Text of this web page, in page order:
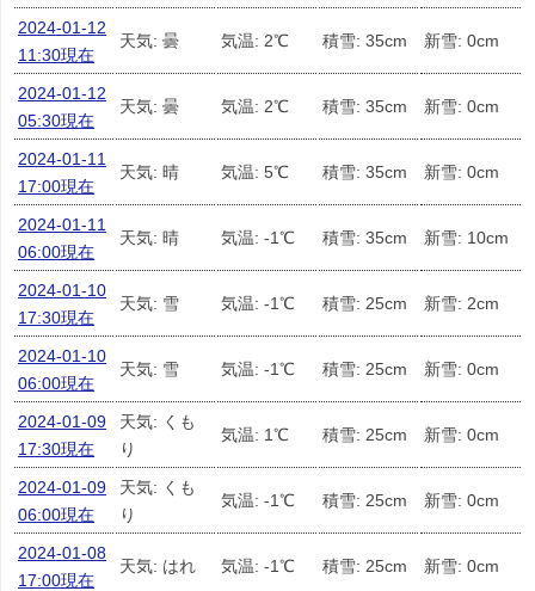
2024-01-12
11:30現在
天気: 曇 気温: 2℃ 積雪: 35cm 新雪: 0cm
2024-01-12
05:30現在
天気: 曇 気温: 2℃ 積雪: 35cm 新雪: 0cm
2024-01-11
17:00現在
天気: 晴 気温: 5℃ 積雪: 35cm 新雪: 0cm
2024-01-11
06:00現在
天気: 晴 気温: -1℃ 積雪: 35cm 新雪: 10cm
2024-01-10
17:30現在
天気: 雪 気温: -1℃ 積雪: 25cm 新雪: 2cm
2024-01-10
06:00現在
天気: 雪 気温: -1℃ 積雪: 25cm 新雪: 0cm
2024-01-09
17:30現在
天気: くも
り
気温: 1℃ 積雪: 25cm 新雪: 0cm
2024-01-09
06:00現在
天気: くも
り
気温: -1℃ 積雪: 25cm 新雪: 0cm
2024-01-08
17:00現在
天気: はれ 気温: -1℃ 積雪: 25cm 新雪: 0cm